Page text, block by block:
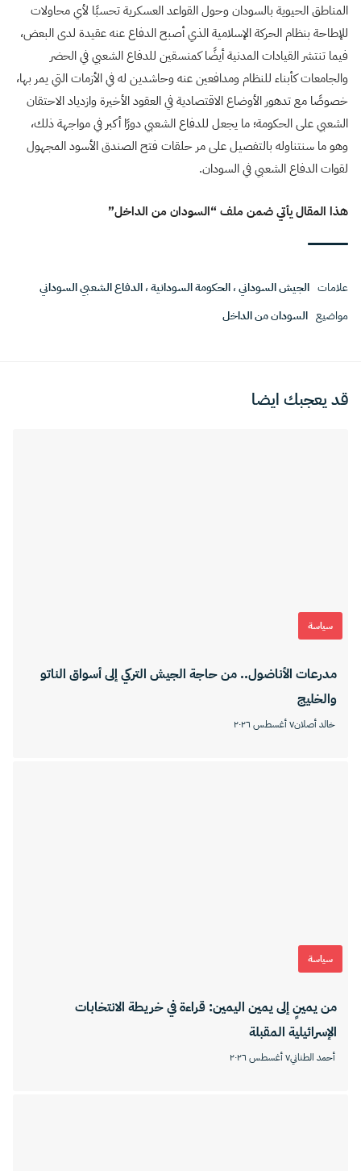
المناطق الحيوية بالسودان وحول القواعد العسكرية تحسبًا لأي محاولات
للإطاحة بنظام الحركة الإسلامية الذي أصبح الدفاع عنه عقيدة لدى البعض،
فيما تنتشر القيادات المدنية أيضًا كمنسقين للدفاع الشعبي في الحضر
والجامعات كأبناء للنظام ومدافعين عنه وحاشدين له في الأزمات التي يمر بها،
خصوصًا مع تدهور الأوضاع الاقتصادية في العقود الأخيرة وازدياد الاحتقان
الشعبي على الحكومة؛ ما يجعل للدفاع الشعبي دورًا أكبر في مواجهة ذلك،
وهو ما سنتناوله بالتفصيل على مر حلقات فتح الصندق الأسود المجهول
لقوات الدفاع الشعبي في السودان.
هذا المقال يأتي ضمن ملف “السودان من الداخل”
علامات الجيش السوداني،الحكومة السودانية،الدفاع الشعبي السوداني
مواضيع السودان من الداخل
قد يعجبك ايضا
سياسة
مدرعات الأناضول.. من حاجة الجيش التركي إلى أسواق الناتو
والخليج
خالد أصلان٧ أغسطس ٢٠٢٦
سياسة
من يمينٍ إلى يمين اليمين: قراءة في خريطة الانتخابات
الإسرائيلية المقبلة
أحمد الطناني٧ أغسطس ٢٠٢٦